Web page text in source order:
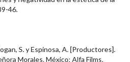
46.
S. y Espinosa, A. [Productores].
Morales. México: Alfa Films.